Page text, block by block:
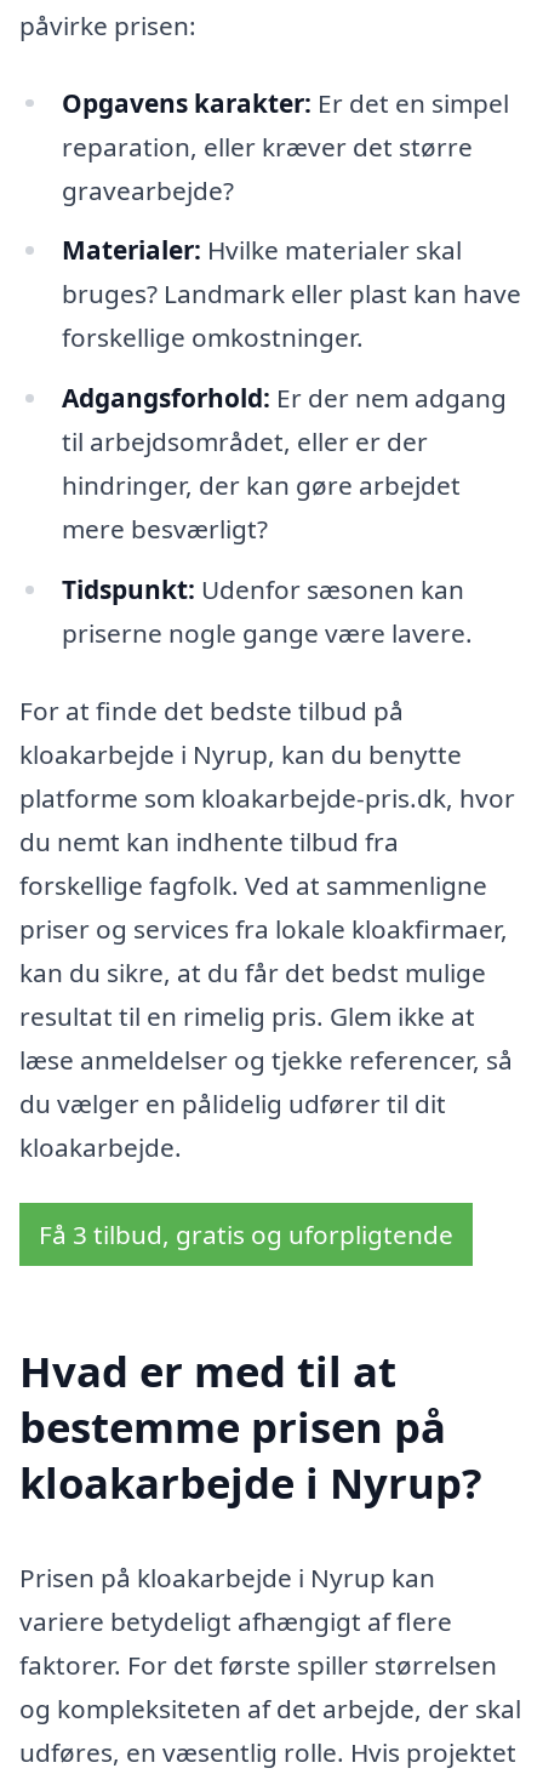
påvirke prisen:
Opgavens karakter: Er det en simpel
reparation, eller kræver det større
gravearbejde?
Materialer: Hvilke materialer skal
bruges? Landmark eller plast kan have
forskellige omkostninger.
Adgangsforhold: Er der nem adgang
til arbejdsområdet, eller er der
hindringer, der kan gøre arbejdet
mere besværligt?
Tidspunkt: Udenfor sæsonen kan
priserne nogle gange være lavere.
For at finde det bedste tilbud på
kloakarbejde i Nyrup, kan du benytte
platforme som kloakarbejde-pris.dk, hvor
du nemt kan indhente tilbud fra
forskellige fagfolk. Ved at sammenligne
priser og services fra lokale kloakfirmaer,
kan du sikre, at du får det bedst mulige
resultat til en rimelig pris. Glem ikke at
læse anmeldelser og tjekke referencer, så
du vælger en pålidelig udfører til dit
kloakarbejde.
Få 3 tilbud, gratis og uforpligtende
Hvad er med til at
bestemme prisen på
kloakarbejde i Nyrup?
Prisen på kloakarbejde i Nyrup kan
variere betydeligt afhængigt af flere
faktorer. For det første spiller størrelsen
og kompleksiteten af det arbejde, der skal
udføres, en væsentlig rolle. Hvis projektet